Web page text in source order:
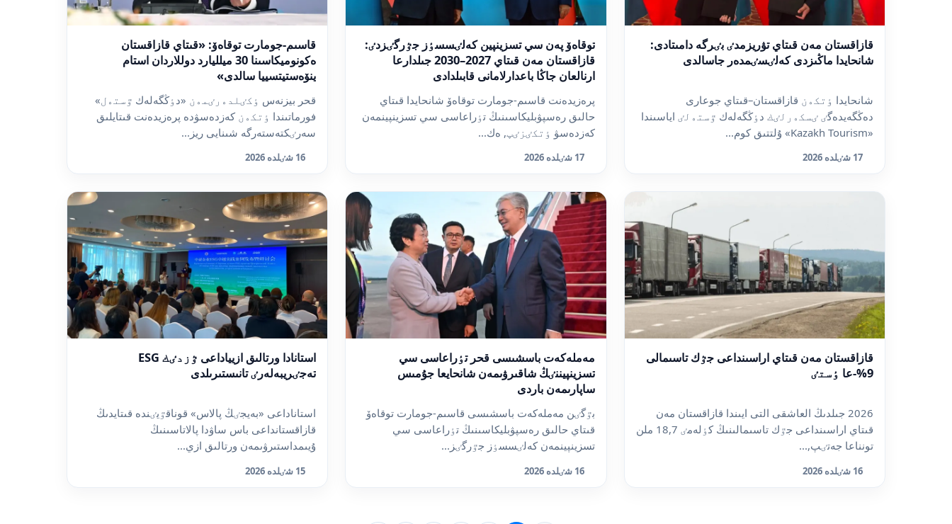
قازاقستان مەن قىتاي تۋريزمدٸ بٸرگە دامىتادى:
شانحايدا ماڭىزدى كەلٸسٸمدەر جاسالدى
شانحايدا ٶتكەن قازاقستان–قىتاي جوعارى
دەڭگەيدەگٸ ٸسكەرلٸك دٶڭگەلەك ٷستەلٸ اياسىندا
«Kazakh Tourism» ۇلتتىق كوم...
17 شٸلدە 2026
توقاەۆ پەن سي تسزينپين كەلٸسسٶز جٷرگٸزدٸ:
قازاقستان مەن قىتاي 2027–2030 جىلدارعا
ارنالعان جاڭا باعدارلامانى قابىلدادى
پرەزيدەنت قاسىم-جومارت توقاەۆ شانحايدا قىتاي
حالىق رەسپۋبليكاسىنىڭ تٶراعاسى سي تسزينپينمەن
كەزدەسۋ ٶتكٸزٸپ, ەك...
17 شٸلدە 2026
قاسىم-جومارت توقاەۆ: «قىتاي قازاقستان
ەكونوميكاسىنا 30 ميلليارد دوللاردان استام
ينۆەستيتسييا سالدى»
قحر بيزنەس ٶكٸلدەرٸمەن «دٶڭگەلەك ٷستەل»
فورماتىندا ٶتكەن كەزدەسۋدە پرەزيدەنت قىتايلىق
سەرٸكتەستەرگە شىنايى ريز...
16 شٸلدە 2026
قازاقستان مەن قىتاي اراسىنداعى جٷك تاسىمالى
9%-عا ٶستٸ
2026 جىلدىڭ العاشقى التى ايىندا قازاقستان مەن
قىتاي اراسىنداعى جٷك تاسىمالىنىڭ كٶلەمٸ 18,7 ملن
تونناعا جەتٸپ,...
16 شٸلدە 2026
مەملەكەت باسشىسى قحر تٶراعاسى سي
تسزينپيننٸڭ شاقىرۋىمەن شانحايعا جۇمىس
ساپارىمەن باردى
بٷگٸن مەملەكەت باسشىسى قاسىم-جومارت توقاەۆ
قىتاي حالىق رەسپۋبليكاسىنىڭ تٶراعاسى سي
تسزينپينمەن كەلٸسسٶز جٷرگٸز...
16 شٸلدە 2026
استانادا ورتالىق ازيياداعى ٷزدٸك ESG
تەجٸريبەلەرٸ تانىستىرىلدى
استاناداعى «بەيجٸڭ پالاس» قوناقٷيٸندە قىتايدىڭ
قازاقستانداعى باس ساۋدا پالاتاسىنىڭ
ۇيىمداستىرۋىمەن ورتالىق ازي...
15 شٸلدە 2026